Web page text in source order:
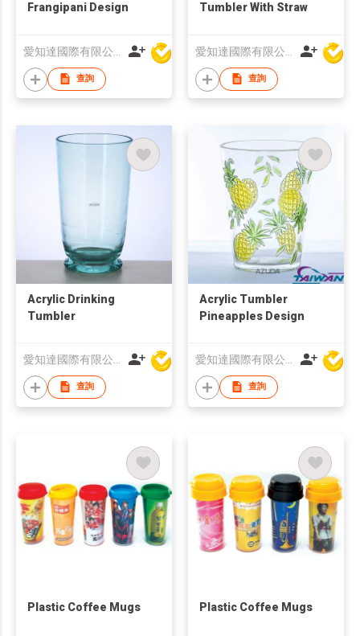
Frangipani Design
查詢
Tumbler With Straw
查詢
Acrylic Drinking
Tumbler
查詢
Acrylic Tumbler
Pineapples Design
查詢
Plastic Coffee Mugs Plastic Coffee Mugs